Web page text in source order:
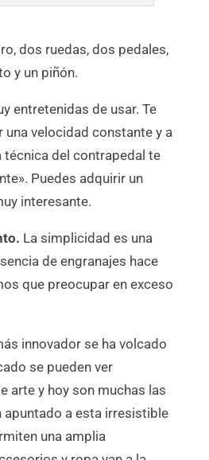
dos ruedas, dos pedales,
y un piñón.
entretenidas de usar. Te
una velocidad constante y a
técnica del contrapedal te
Puedes adquirir un
interesante.
La simplicidad es una
de engranajes hace
que preocupar en exceso
innovador se ha volcado
se pueden ver
arte y hoy son muchas las
apuntado a esta irresistible
una amplia